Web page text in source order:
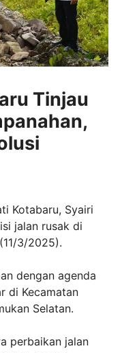
Tinjau
Kotabaru, Syairi
jalan rusak di
3/2025).
dengan agenda
di Kecamatan
Selatan.
perbaikan jalan